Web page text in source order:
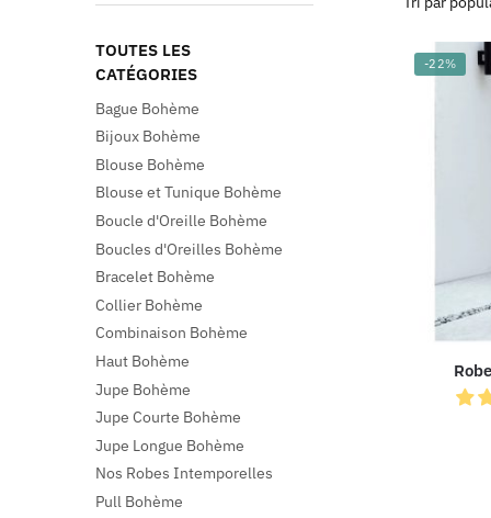
-22%
TOUTES LES
CATÉGORIES
Bague Bohème
Bijoux Bohème
Blouse Bohème
Blouse et Tunique Bohème
Boucle d'Oreille Bohème
Boucles d'Oreilles Bohème
Bracelet Bohème
Collier Bohème
Combinaison Bohème
Haut Bohème
Jupe Bohème
Jupe Courte Bohème
Jupe Longue Bohème
Nos Robes Intemporelles
Pull Bohème